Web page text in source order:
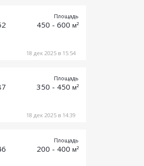
Площадь
450 - 600 м²
18 дек 2025 в 15:54
Площадь
350 - 450 м²
18 дек 2025 в 14:39
Площадь
200 - 400 м²